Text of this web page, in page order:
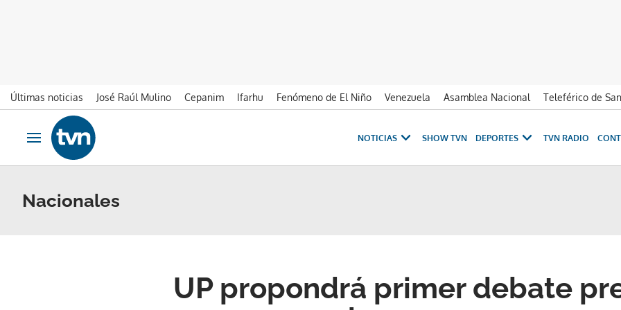
Últimas noticias José Raúl Mulino Cepanim Ifarhu Fenómeno de El Niño Venezuela Asamblea Nacional Teleférico de
Ir al contenido
Obrir navegació
NOTICIAS SHOW TVN DEPORTES TVN RADIO
Nacionales
UP propondrá primer debate